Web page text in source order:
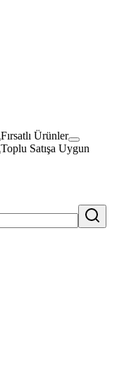
Fırsatlı Ürünler
Toplu Satışa Uygun